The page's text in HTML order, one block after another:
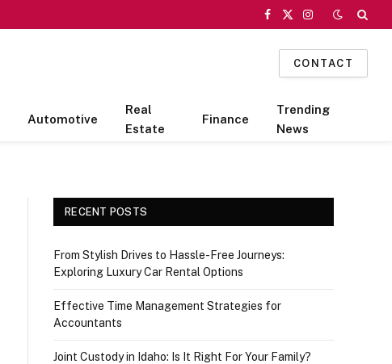
Facebook
X
Instagram
CONTACT
Automotive
Real
Estate
Finance
Trending
News
RECENT POSTS
From Stylish Drives to Hassle-Free Journeys:
Exploring Luxury Car Rental Options
Effective Time Management Strategies for
Accountants
Joint Custody in Idaho: Is It Right For Your Family?